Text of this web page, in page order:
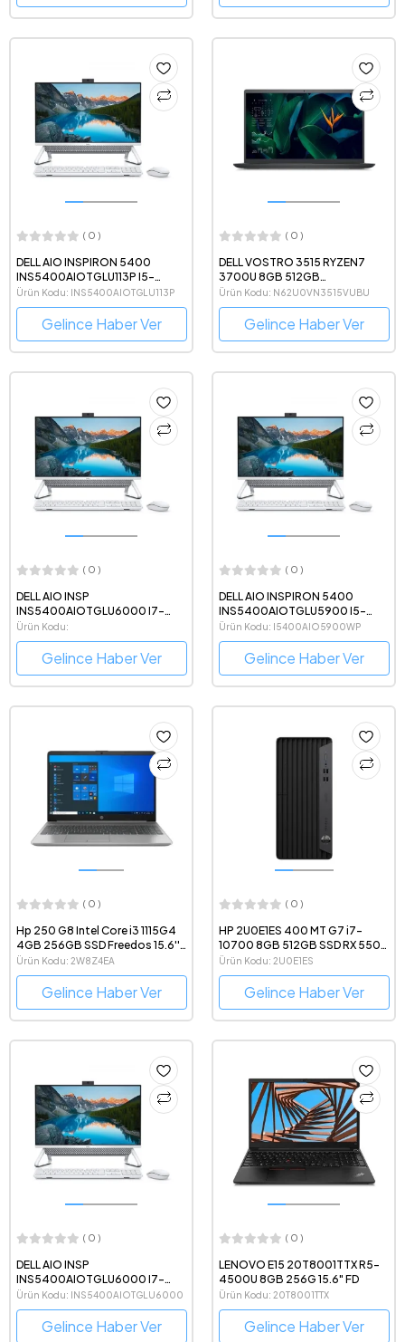
( 0 )
DELL AIO INSPIRON 5400
INS5400AIOTGLU113P I5-
1135G7 8GB 1TB+512GB SSD
23.8" W11H
Ürün Kodu: INS5400AIOTGLU113P
Gelince Haber Ver
( 0 )
DELL VOSTRO 3515 RYZEN7
3700U 8GB 512GB
15.6"UBUNTU AMD Radeon Vega
10 N62U0VN3515VUBU
Ürün Kodu: N62U0VN3515VUBU
Gelince Haber Ver
( 0 )
DELL AIO INSP
INS5400AIOTGLU6000 I7-
1165G7 16GB 1TB+256GB SSD
2GB 23.8"W11PRO +DOK
Ürün Kodu:
INS5400AIOTGLU6000PRO
Gelince Haber Ver
( 0 )
DELL AIO INSPIRON 5400
INS5400AIOTGLU5900 I5-
1135G7 8GB 512G SSD 23.8"
W11H +DOK
Ürün Kodu: I5400AIO5900WP
Gelince Haber Ver
( 0 )
Hp 250 G8 Intel Core i3 1115G4
4GB 256GB SSD Freedos 15.6''
Taşınabilir Bilgisayar 2W8Z4EA
Ürün Kodu: 2W8Z4EA
Gelince Haber Ver
( 0 )
HP 2U0E1ES 400 MT G7 i7-
10700 8GB 512GB SSD RX 550X
4GB FREEDOS PC
Ürün Kodu: 2U0E1ES
Gelince Haber Ver
( 0 )
DELL AIO INSP
INS5400AIOTGLU6000 I7-
1165G7 16GB 1TB+256GB SSD
2GB 23.8"W11H +DOK
Ürün Kodu: INS5400AIOTGLU6000
Gelince Haber Ver
( 0 )
LENOVO E15 20T8001TTX R5-
4500U 8GB 256G 15.6" FD
Ürün Kodu: 20T8001TTX
Gelince Haber Ver